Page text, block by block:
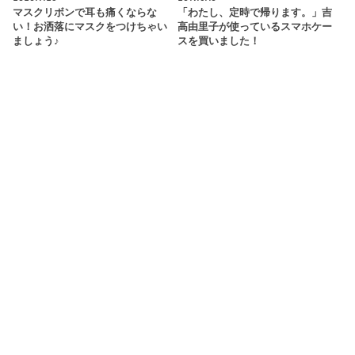
マスクリボンで耳も痛くならな
い！お洒落にマスクをつけちゃい
ましょう♪
「わたし、定時で帰ります。」吉
高由里子が使っているスマホケー
スを買いました！